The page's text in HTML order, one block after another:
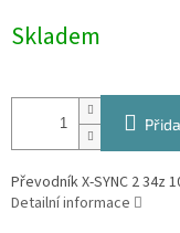
cena:
Skladem
Převodník X-SYNC 2 34z
Detailní informace